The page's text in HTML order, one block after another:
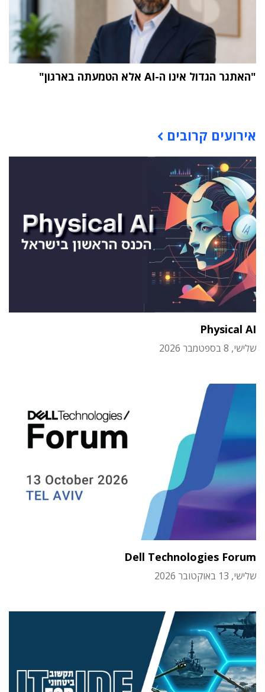
"האתגר הגדול אינו ה-AI אלא הטמעתה בארגון"
אירועים קרובים
Physical AI
שלישי, 8 בספטמבר 2026
Dell Technologies Forum
שלישי, 13 באוקטובר 2026